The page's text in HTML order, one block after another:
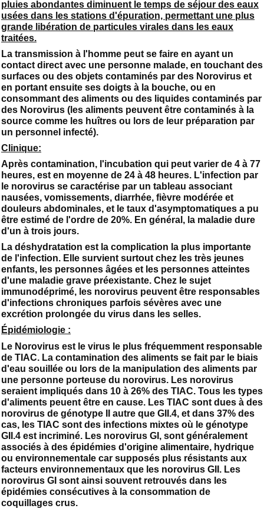
pluies abondantes diminuent le temps de séjour des eaux
usées dans les stations d'épuration, permettant une plus
grande libération de particules virales dans les eaux
traitées.
La transmission à l'homme peut se faire en ayant un
contact direct avec une personne malade, en touchant des
surfaces ou des objets contaminés par des Norovirus et
en portant ensuite ses doigts à la bouche, ou en
consommant des aliments ou des liquides contaminés par
des Norovirus (les aliments peuvent être contaminés à la
source comme les huîtres ou lors de leur préparation par
un personnel infecté).
Clinique:
Après contamination, l'incubation qui peut varier de 4 à 77
heures, est en moyenne de 24 à 48 heures. L'infection par
le norovirus se caractérise par un tableau associant
nausées, vomissements, diarrhée, fièvre modérée et
douleurs abdominales, et le taux d'asymptomatiques a pu
être estimé de l'ordre de 20%. En général, la maladie dure
d'un à trois jours.
La déshydratation est la complication la plus importante
de l'infection. Elle survient surtout chez les très jeunes
enfants, les personnes âgées et les personnes atteintes
d'une maladie grave préexistante. Chez le sujet
immunodéprimé, les norovirus peuvent être responsables
d'infections chroniques parfois sévères avec une
excrétion prolongée du virus dans les selles.
Épidémiologie :
Le Norovirus est le virus le plus fréquemment responsable
de TIAC. La contamination des aliments se fait par le biais
d'eau souillée ou lors de la manipulation des aliments par
une personne porteuse du norovirus. Les norovirus
seraient impliqués dans 10 à 26% des TIAC. Tous les types
d'aliments peuent être en cause. Les TIAC sont dues à des
norovirus de génotype II autre que GII.4, et dans 37% des
cas, les TIAC sont des infections mixtes où le génotype
GII.4 est incriminé. Les norovirus GI, sont généralement
associés à des épidémies d'origine alimentaire, hydrique
ou environnementale car supposés plus résistants aux
facteurs environnementaux que les norovirus GII. Les
norovirus GI sont ainsi souvent retrouvés dans les
épidémies consécutives à la consommation de
coquillages crus.